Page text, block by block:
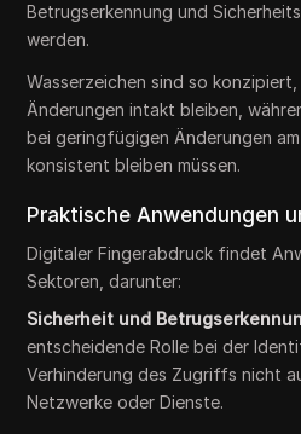
Betrugserkennung und
werden.
Wasserzeichen sind so
Änderungen intakt bleiben,
bei geringfügigen Änderungen
konsistent bleiben müssen.
Praktische Anwendungen
Digitaler Fingerabdruck findet
Sektoren, darunter:
Sicherheit und
entscheidende Rolle bei der
Verhinderung des Zugriffs nicht
Netzwerke oder Dienste.